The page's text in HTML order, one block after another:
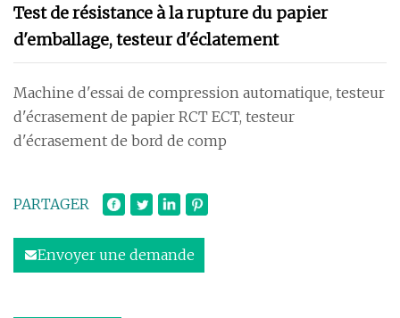
Test de résistance à la rupture du papier
d'emballage, testeur d'éclatement
Machine d'essai de compression automatique, testeur
d'écrasement de papier RCT ECT, testeur
d'écrasement de bord de comp
PARTAGER
Envoyer une demande